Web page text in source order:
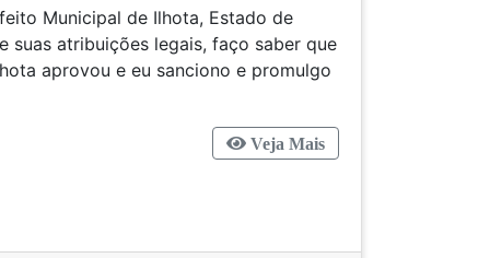
Municipal de Ilhota, Estado de
suas atribuições legais, faço saber que
aprovou e eu sanciono e promulgo
Veja Mais